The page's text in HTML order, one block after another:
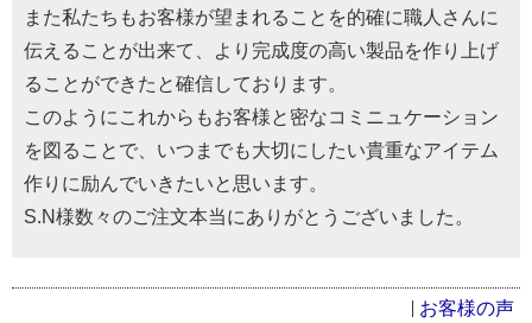
また私たちもお客様が望まれることを的確に職人さんに
伝えることが出来て、より完成度の高い製品を作り上げ
ることができたと確信しております。
このようにこれからもお客様と密なコミニュケーション
を図ることで、いつまでも大切にしたい貴重なアイテム
作りに励んでいきたいと思います。
S.N様数々のご注文本当にありがとうございました。
お客様の声